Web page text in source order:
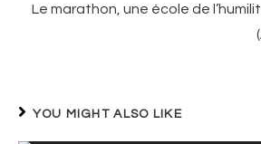
Le marathon, une école de
YOU MIGHT ALSO LIKE